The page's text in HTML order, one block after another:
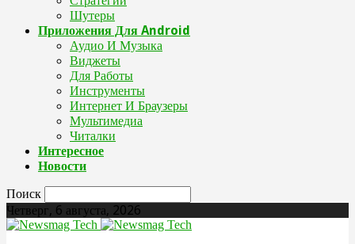
Шутеры
Приложения Для Android
Аудио И Музыка
Виджеты
Для Работы
Инструменты
Интернет И Браузеры
Мультимедиа
Читалки
Интересное
Новости
Поиск
Четверг, 6 августа, 2026